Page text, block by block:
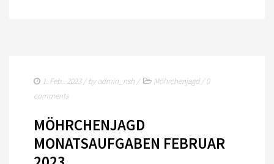
BREITENSPORT
KONTAKT
IMPRESSUM
1. Feb.. 2023/ byadmin_nsh / Möhrchenjagd/0
comments
MÖHRCHENJAGD
MONATSAUFGABEN FEBRUAR